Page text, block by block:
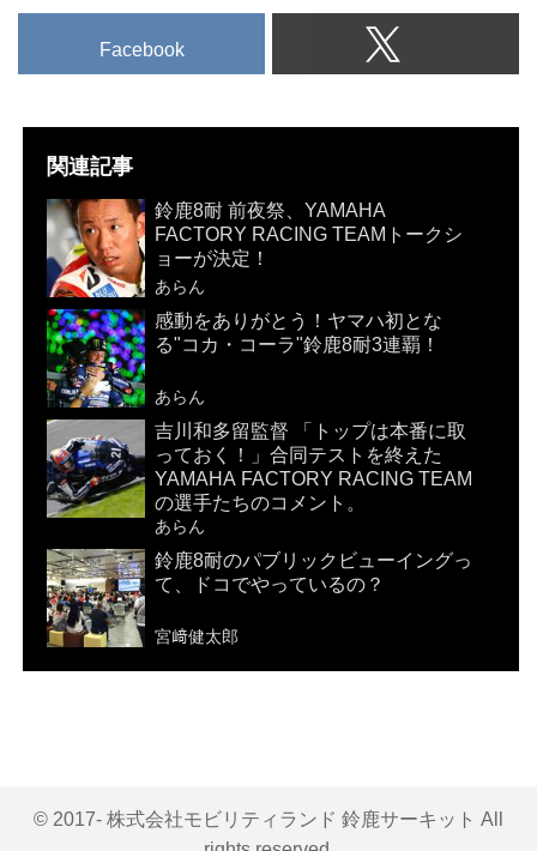
Facebook
関連記事
鈴鹿8耐 前夜祭、YAMAHA
FACTORY RACING TEAMトークシ
ョーが決定！
あらん
感動をありがとう！ヤマハ初とな
る"コカ・コーラ"鈴鹿8耐3連覇！
あらん
吉川和多留監督 「トップは本番に取
っておく！」合同テストを終えた
YAMAHA FACTORY RACING TEAM
の選手たちのコメント。
あらん
鈴鹿8耐のパブリックビューイングっ
て、ドコでやっているの？
宮﨑健太郎
© 2017- 株式会社モビリティランド 鈴鹿サーキット All